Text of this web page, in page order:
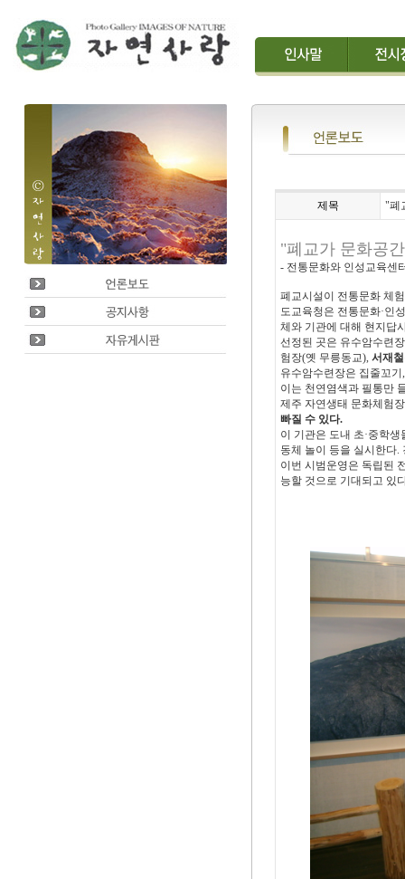
제목 "폐
"폐교가 문화공
- 전통문화와 인성교육센
폐교시설이 전통문화 체
도교육청은 전통문화·인
체와 기관에 대해 현지답
선정된 곳은 유수암수련
험장(옛 무릉동교), 서재
유수암수련장은 집줄꼬
이는 천연염색과 필통만
제주 자연생태 문화체험
빠질 수 있다.
이 기관은 도내 초·중학
동체 놀이 등을 실시한다.
이번 시범운영은 독립된
능할 것으로 기대되고 있